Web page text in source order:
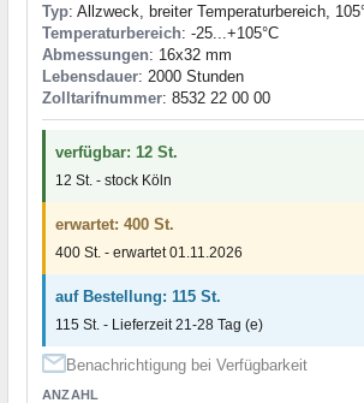
Typ: Allzweck, breiter Temperaturbereich,
Temperaturbereich: -25...+105°C
Abmessungen: 16x32 mm
Lebensdauer: 2000 Stunden
Zolltarifnummer: 8532 22 00 00
verfügbar: 12 St.
12 St. - stock Köln
erwartet: 400 St.
400 St. - erwartet 01.11.2026
auf Bestellung: 115 St.
115 St. - Lieferzeit 21-28 Tag (e)
Benachrichtigung bei Verfügbarkeit
ANZAHL